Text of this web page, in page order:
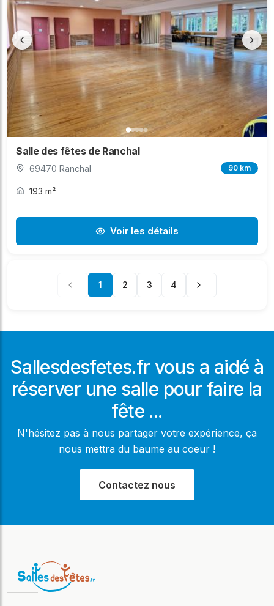
‹ ›
Salle des fêtes de Ranchal
69470 Ranchal 90 km
193 m²
Voir les détails
1 2 3 4
Sallesdesfetes.fr vous a aidé à
réserver une salle pour faire la
fête ...
N'hésitez pas à nous partager votre expérience, ça
nous mettra du baume au coeur !
Contactez nous